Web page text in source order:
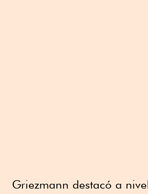
Griezmann destacó a